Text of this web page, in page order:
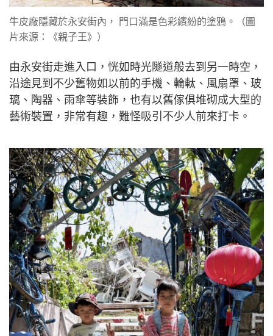
牛皮廠隱藏於永安街內， 門口滿是色彩繽紛的塗鴉。（圖
片來源：《親子王》）
由永安街走進入口，恍如時光隧道般去到另一時空，
沿途見到不少舊物如以前的手機、輪軚、風扇罩、玻
璃、陶器、雨傘等裝飾，也有以舊傢俱堆砌成大型的
藝術裝置，非常有趣，難怪吸引不少人前來打卡。